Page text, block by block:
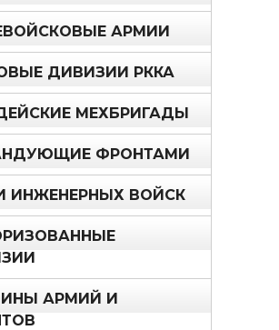
АРМИИ
ДИВИЗИИ РККА
МЕХБРИГАДЫ
ФРОНТАМИ
ИНЖЕНЕРНЫХ ВОЙСК
АРМИЙ И